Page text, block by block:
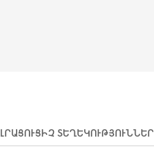
ԼՐԱՑՈՒՑԻՉ ՏԵՂԵԿՈՒԹՅՈՒՆՆԵՐ